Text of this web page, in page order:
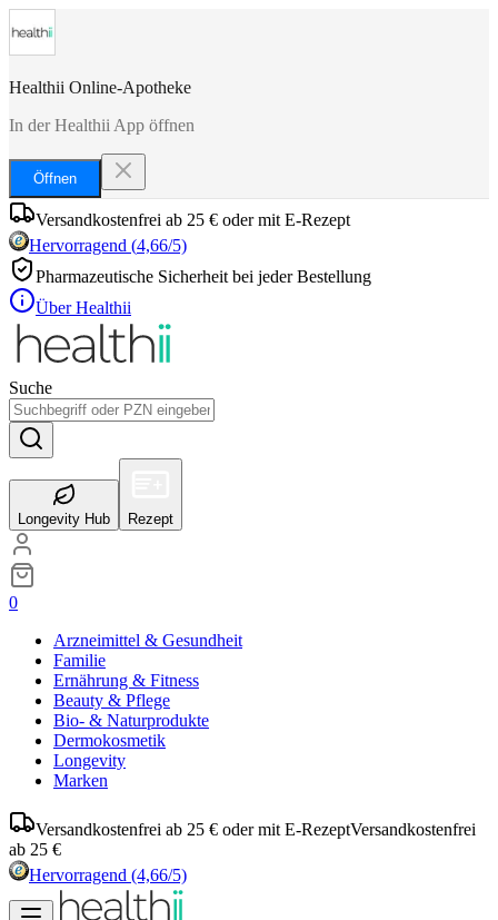
Healthii Online-Apotheke
In der Healthii App öffnen
Öffnen
Versandkostenfrei ab 25 € oder mit E-Rezept
Hervorragend (4,66/5)
Pharmazeutische Sicherheit bei jeder Bestellung
Über Healthii
Suche
Longevity Hub Rezept
0
Arzneimittel & Gesundheit
Familie
Ernährung & Fitness
Beauty & Pflege
Bio- & Naturprodukte
Dermokosmetik
Longevity
Marken
Versandkostenfrei ab 25 € oder mit E-RezeptVersandkostenfrei
ab 25 €
Hervorragend (4,66/5)